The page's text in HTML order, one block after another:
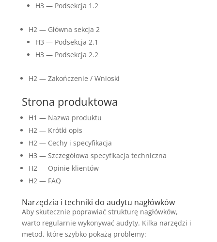
H3 — Podsekcja 1.2
H2 — Główna sekcja 2
H3 — Podsekcja 2.1
H3 — Podsekcja 2.2
H2 — Zakończenie / Wnioski
Strona produktowa
H1 — Nazwa produktu
H2 — Krótki opis
H2 — Cechy i specyfikacja
H3 — Szczegółowa specyfikacja techniczna
H2 — Opinie klientów
H2 — FAQ
Narzędzia i techniki do audytu nagłówków
Aby skutecznie poprawiać strukturę nagłówków,
warto regularnie wykonywać audyty. Kilka narzędzi i
metod, które szybko pokażą problemy: